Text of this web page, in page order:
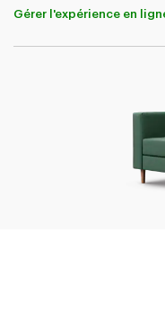
Gérer l'expérience en